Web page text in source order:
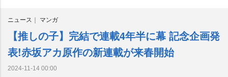
t
e
ニュース マンガ
【推しの子】完結で連載4年半に幕 記念企画発
表!赤坂アカ原作の新連載が来春開始
2024-11-14 00:00